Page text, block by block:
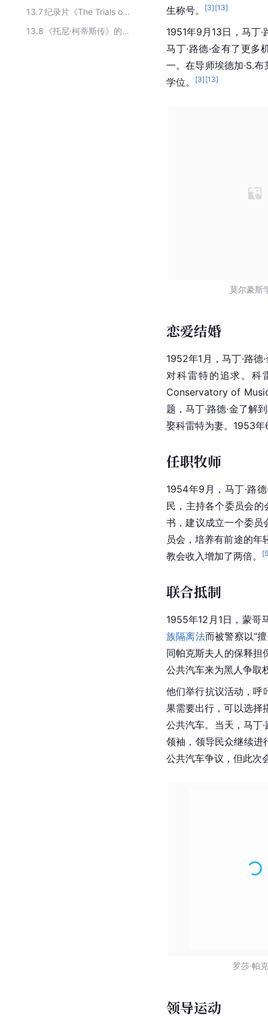
13.7
纪录片《The Trials of Muhammad Ali》主要演员
13.8
《托尼·柯蒂斯传》的主要演员
生称号。
[3] [13]
1951年9月13日，马丁·
马丁·路德·金有了更多
一。在导师埃德加·S.
学位。
[3] [13]
莫尔豪斯
恋爱结婚
1952年1月，马丁·路
对科雷特的追求。科
Conservatory of
题，马丁·路德·金了解
娶科雷特为妻。1953年
任职牧师
1954年9月，马丁·路
民，主持各个委员会的
书，建议成立一个委员
员会，培养有前途的
教会收入增加了两倍。
[
联合抵制
1955年12月1日， 蒙哥
族隔离法而被警察以“
同帕克斯夫人的保释担
公共汽车来为黑人争取
他们举行抗议活动，呼
果需要出行，可以选择
公共汽车。当天，马
领袖，领导民众继续进
公共汽车争议，但此次
罗莎·帕
领导运动